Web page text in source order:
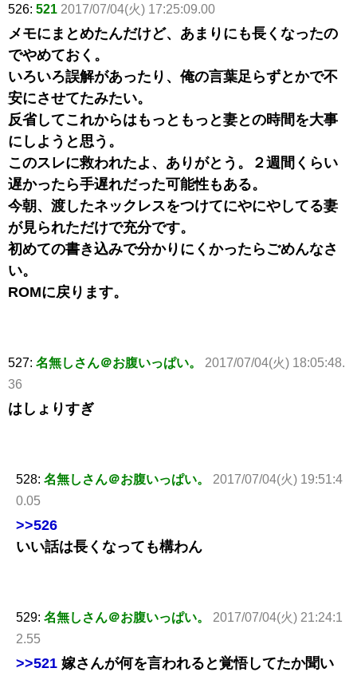
526: 521 2017/07/04(火) 17:25:09.00
メモにまとめたんだけど、あまりにも長くなったの
でやめておく。
いろいろ誤解があったり、俺の言葉足らずとかで不
安にさせてたみたい。
反省してこれからはもっともっと妻との時間を大事
にしようと思う。
このスレに救われたよ、ありがとう。２週間くらい
遅かったら手遅れだった可能性もある。
今朝、渡したネックレスをつけてにやにやしてる妻
が見られただけで充分です。
初めての書き込みで分かりにくかったらごめんなさ
い。
ROMに戻ります。
527: 名無しさん＠お腹いっぱい。
2017/07/04(火) 18:05:48.
36
はしょりすぎ
528: 名無しさん＠お腹いっぱい。
2017/07/04(火) 19:51:4
0.05
>>526
いい話は長くなっても構わん
529: 名無しさん＠お腹いっぱい。
2017/07/04(火) 21:24:1
2.55
>>521 嫁さんが何を言われると覚悟してたか聞い